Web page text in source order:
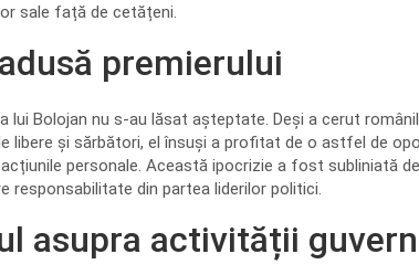
sale față de cetățeni.
premierului
lui Bolojan nu s-au lăsat așteptate. Deși a cerut
libere și sărbători, el însuși a profitat de o astfel de
personale. Această ipocrizie a fost subliniată
responsabilitate din partea liderilor politici.
asupra activității